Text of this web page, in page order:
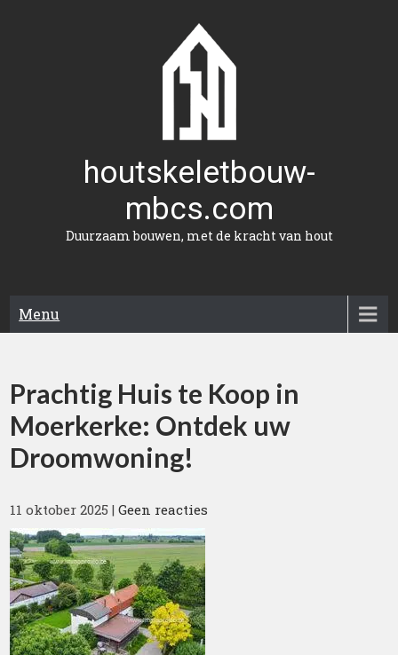
houtskeletbouw-
mbcs.com
Duurzaam bouwen, met de kracht van hout
Menu
Prachtig Huis te Koop in
Moerkerke: Ontdek uw
Droomwoning!
11 oktober 2025 |Geen reacties